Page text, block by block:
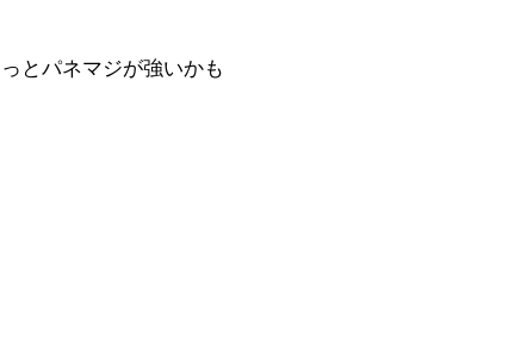
とパネマジが強いかも